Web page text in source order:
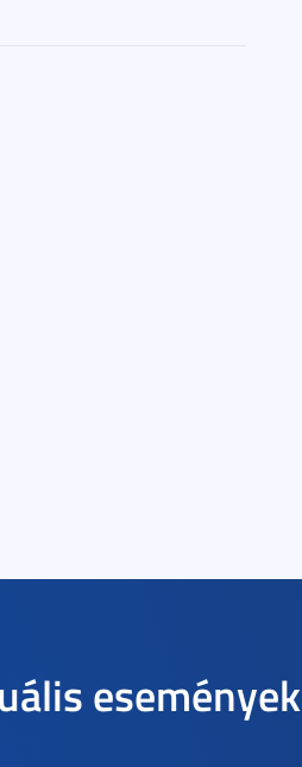
események